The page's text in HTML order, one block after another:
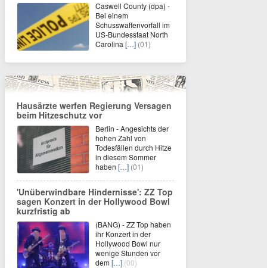
Caswell County (dpa) -
Bei einem
Schusswaffenvorfall im
US-Bundesstaat North
Carolina […] (01)
Hausärzte werfen Regierung Versagen
beim Hitzeschutz vor
Berlin - Angesichts der
hohen Zahl von
Todesfällen durch Hitze
in diesem Sommer
haben […] (01)
'Unüberwindbare Hindernisse': ZZ Top
sagen Konzert in der Hollywood Bowl
kurzfristig ab
(BANG) - ZZ Top haben
ihr Konzert in der
Hollywood Bowl nur
wenige Stunden vor
dem[…] (00)